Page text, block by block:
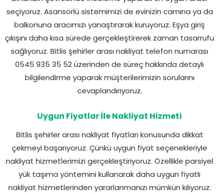
seçiyoruz. Asansörlü sistemimizi de evinizin camına ya da
balkonuna aracımızı yanaştırarak kuruyoruz. Eşya giriş
çıkışını daha kısa sürede gerçekleştirerek zaman tasarrufu
sağlıyoruz. Bitlis şehirler arası nakliyat telefon numarası
0545 935 35 52 üzerinden de süreç hakkında detaylı
bilgilendirme yaparak müşterilerimizin sorularını
cevaplandırıyoruz.
Uygun Fiyatlar İle Nakliyat Hizmeti
Bitlis şehirler arası nakliyat fiyatları konusunda dikkat
çekmeyi başarıyoruz. Çünkü uygun fiyat seçenekleriyle
nakliyat hizmetlerimizi gerçekleştiriyoruz. Özellikle parsiyel
yük taşıma yöntemini kullanarak daha uygun fiyatlı
nakliyat hizmetlerinden yararlanmanızı mümkün kılıyoruz.